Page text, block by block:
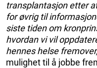
transplantasjon etter
for øvrig til
siste tiden om
hvordan vi vil
hennes helse fremover,
mulighet til å jobbe